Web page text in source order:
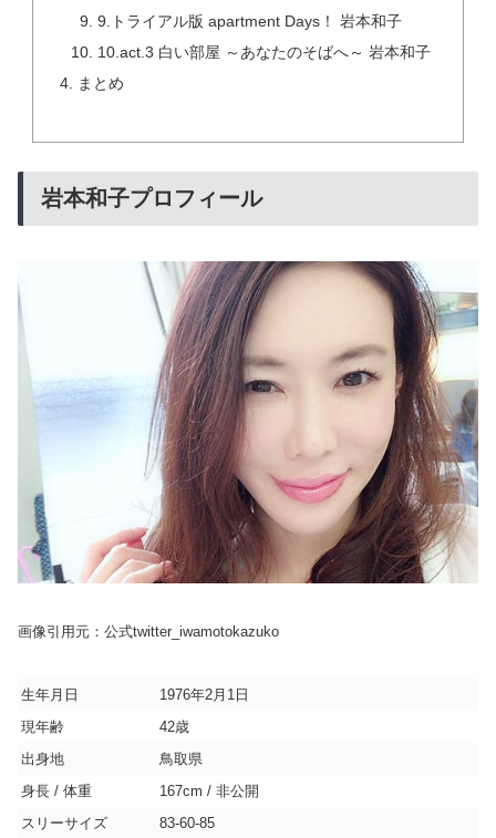
9.トライアル版 apartment Days！ 岩本和子
10.act.3 白い部屋 ～あなたのそばへ～ 岩本和子
まとめ
岩本和子プロフィール
画像引用元：公式twitter_iwamotokazuko
生年月日
1976年2月1日
現年齢
42歳
出身地
鳥取県
身長 / 体重
167cm / 非公開
スリーサイズ
83-60-85